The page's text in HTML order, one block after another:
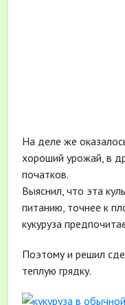
На деле же
хороший урожай, в
початков.
Выяснил, что эта
питанию, точнее к
кукуруза
Поэтому и решил
теплую грядку.